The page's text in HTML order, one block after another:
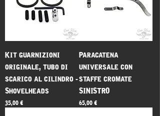
Kit guarnizioni
originale, tubo di
scarico al cilindro -
Shovelheads
Prezzo
35,00 €
Paracatena
universale con
staffe cromate
SINISTRO
Prezzo
65,00 €